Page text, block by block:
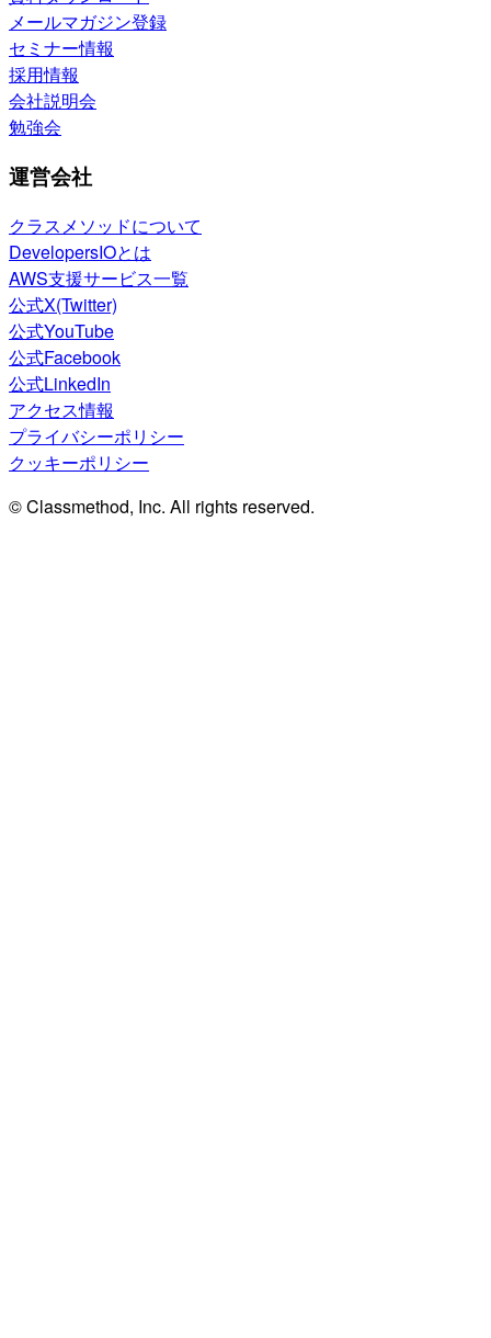
メールマガジン登録
セミナー情報
採用情報
会社説明会
勉強会
運営会社
クラスメソッドについて
DevelopersIOとは
AWS支援サービス一覧
公式X(Twitter)
公式YouTube
公式Facebook
公式LinkedIn
アクセス情報
プライバシーポリシー
クッキーポリシー
© Classmethod, Inc. All rights reserved.